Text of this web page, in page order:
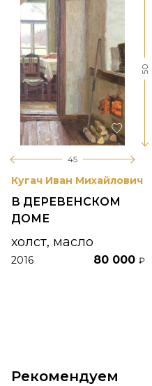
45
50
Кугач Иван Михайлович
В ДЕРЕВЕНСКОМ
ДОМЕ
холст, масло
2016 80 000 ₽
Рекомендуем